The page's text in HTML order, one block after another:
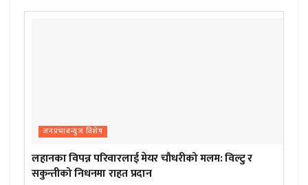
जनप्रभाबन्युज विशेष
लहानका विपन्न परिवारलाई मेयर चौधरीको मलम: विल्टु र
सकुन्तीको निधनमा राहत प्रदान